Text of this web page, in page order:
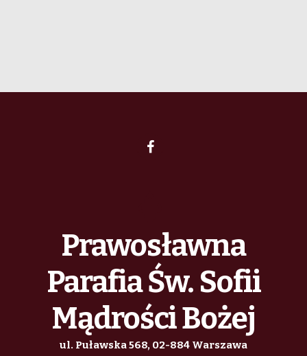
Prawosławna
Parafia Św. Sofii
Mądrości Bożej
ul. Puławska 568, 02-884 Warszawa